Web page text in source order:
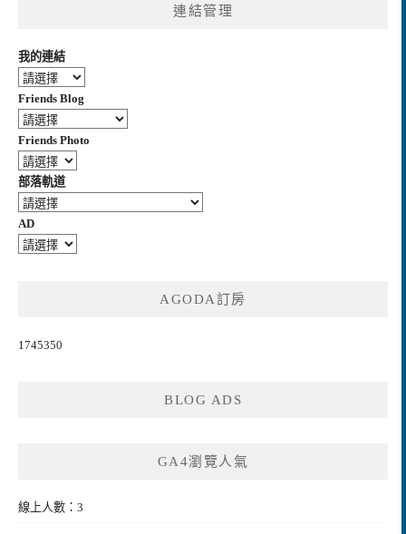
連結管理
我的連結
Friends Blog
Friends Photo
部落軌道
AD
AGODA訂房
1745350
BLOG ADS
GA4瀏覽人氣
線上人數：3